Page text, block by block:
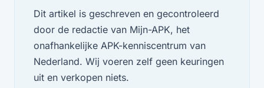
Dit artikel is geschreven en gecontroleerd
door de redactie van Mijn-APK, het
onafhankelijke APK-kenniscentrum van
Nederland. Wij voeren zelf geen keuringen
uit en verkopen niets.